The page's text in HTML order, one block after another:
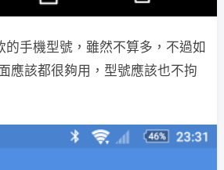
的手機型號，雖然不算多，不過如
應該都很夠用，型號應該也不拘